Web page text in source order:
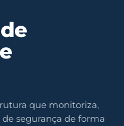
que monitoriza,
segurança de forma